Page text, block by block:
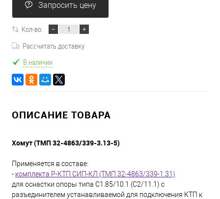
Запросить цену
Кол-во:
Рассчитать доставку
В наличии
ОПИСАНИЕ ТОВАРА
Хомут (ТМП 32-4863/339-3.13-5)
Применяется в составе:
- комплекта Р-КТП СИП-КЛ (ТМП 32-4863/339-1.31)
для оснастки опоры типа С1.85/10.1 (С2/11.1) с
разъединителем устанавливаемой для подключения КТП к